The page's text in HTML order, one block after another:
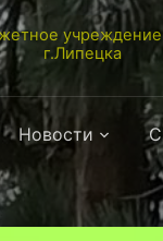
г.Липецка
Новости